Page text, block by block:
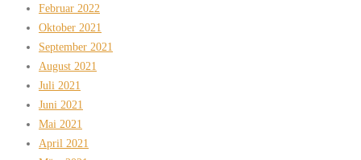
Februar 2022
Oktober 2021
September 2021
August 2021
Juli 2021
Juni 2021
Mai 2021
April 2021